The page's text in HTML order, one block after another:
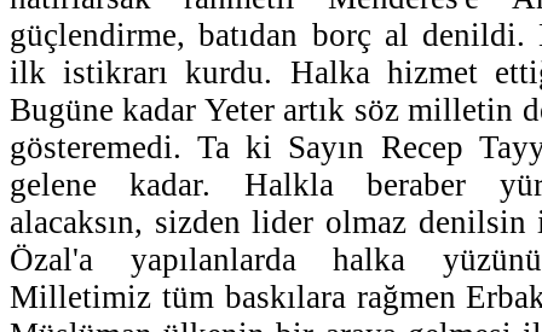
güçlendirme, batıdan borç al denildi.
ilk istikrarı kurdu. Halka hizmet
Bugüne kadar Yeter artık söz milletin
gösteremedi. Ta ki Sayın Recep
gelene kadar. Halkla beraber
alacaksın, sizden lider olmaz
Özal'a yapılanlarda halka
Milletimiz tüm baskılara rağmen